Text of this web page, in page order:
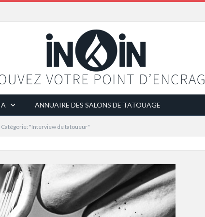
ANNUAIRE DES SALONS DE TATOUAGE
Catégorie: "Interview de tatoueur"